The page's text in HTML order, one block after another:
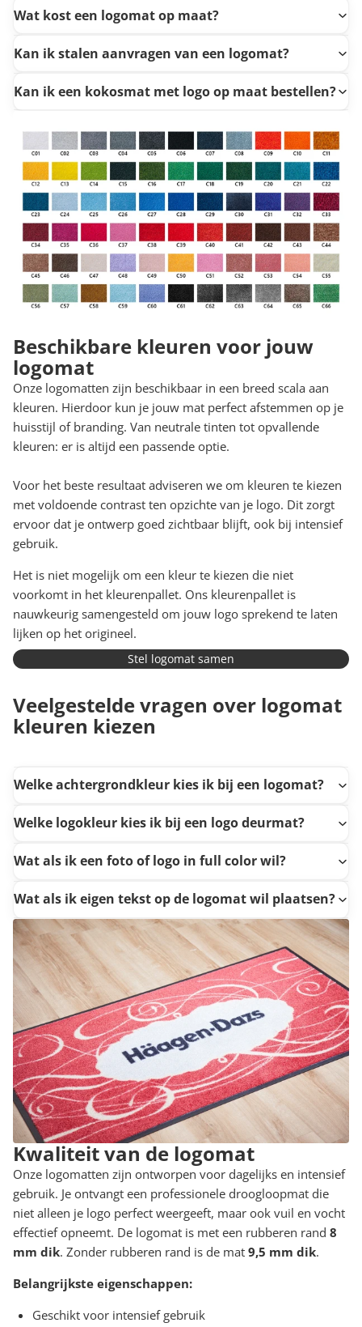
Wat kost een logomat op maat?
Kan ik stalen aanvragen van een logomat?
Kan ik een kokosmat met logo op maat bestellen?
Beschikbare kleuren voor jouw
logomat
Onze logomatten zijn beschikbaar in een breed scala aan
kleuren. Hierdoor kun je jouw mat perfect afstemmen op je
huisstijl of branding. Van neutrale tinten tot opvallende
kleuren: er is altijd een passende optie.
Voor het beste resultaat adviseren we om kleuren te kiezen
met voldoende contrast ten opzichte van je logo. Dit zorgt
ervoor dat je ontwerp goed zichtbaar blijft, ook bij intensief
gebruik.
Het is niet mogelijk om een kleur te kiezen die niet
voorkomt in het kleurenpallet. Ons kleurenpallet is
nauwkeurig samengesteld om jouw logo sprekend te laten
lijken op het origineel.
Stel logomat samen
Veelgestelde vragen over logomat
kleuren kiezen
Welke achtergrondkleur kies ik bij een logomat?
Welke logokleur kies ik bij een logo deurmat?
Wat als ik een foto of logo in full color wil?
Wat als ik eigen tekst op de logomat wil plaatsen?
Kwaliteit van de logomat
Onze logomatten zijn ontworpen voor dagelijks en intensief
gebruik. Je ontvangt een professionele droogloopmat die
niet alleen je logo perfect weergeeft, maar ook vuil en vocht
effectief opneemt. De logomat is met een rubberen rand 8
mm dik. Zonder rubberen rand is de mat 9,5 mm dik.
Belangrijkste eigenschappen:
Geschikt voor intensief gebruik